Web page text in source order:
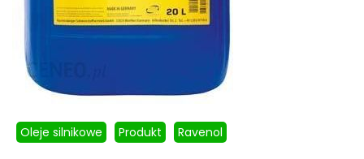
Oleje silnikowe Produkt Ravenol